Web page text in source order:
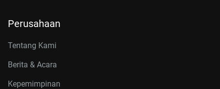
Perusahaan
Tentang Kami
Berita & Acara
Kepemimpinan